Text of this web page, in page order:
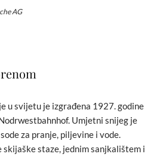
AG
u svijetu je izgrađena 1927. godine
Umjetni snijeg je
za pranje, piljevine i vode.
skijaške staze, jednim sanjkalištem i